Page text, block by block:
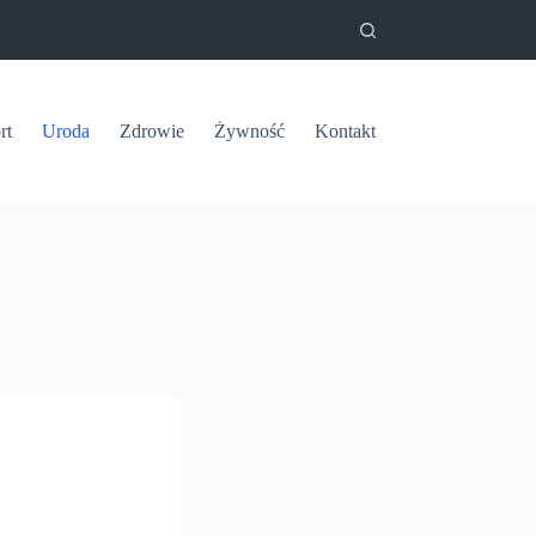
Uroda Zdrowie Żywność Kontakt